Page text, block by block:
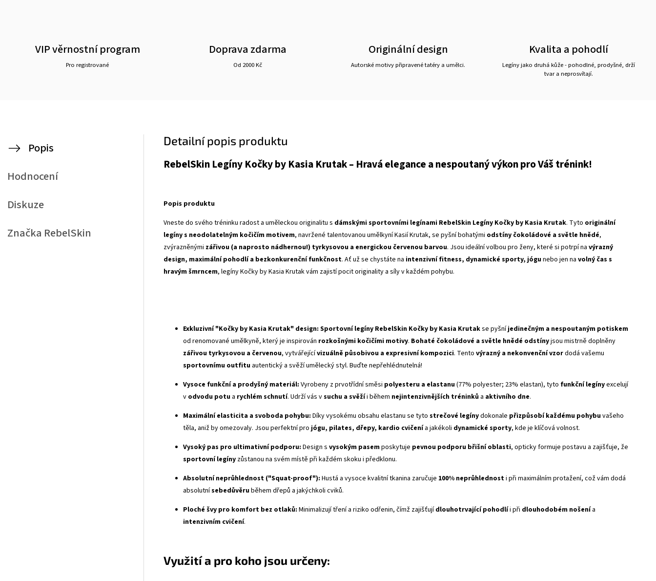
VIP věrnostní program
Pro registrované
Doprava zdarma
Od 2000 Kč
Originální design
Autorské motivy připravené tatéry a umělci.
Kvalita a pohodlí
Legíny jako druhá kůže - pohodlné, prodyšné, drží
tvar a neprosvítají.
Popis
Hodnocení
Diskuze
Značka RebelSkin
Detailní popis produktu
RebelSkin Legíny Kočky by Kasia Krutak – Hravá elegance a nespoutaný výkon pro Váš trénink!
Popis produktu
Vneste do svého tréninku radost a uměleckou originalitu s dámskými sportovními legínami RebelSkin Legíny Kočky by Kasia Krutak. Tyto originální
legíny s neodolatelným kočičím motivem, navržené talentovanou umělkyní Kasií Krutak, se pyšní bohatými odstíny čokoládové a světle hnědé,
zvýrazněnými zářivou (a naprosto nádhernou!) tyrkysovou a energickou červenou barvou. Jsou ideální volbou pro ženy, které si potrpí na výrazný
design, maximální pohodlí a bezkonkurenční funkčnost. Ať už se chystáte na intenzivní fitness, dynamické sporty, jógunebo jen na volný čas s
hravým šmrncem, legíny Kočky by Kasia Krutak vám zajistí pocit originality a síly v každém pohybu.
Exkluzivní "Kočky by Kasia Krutak" design: Sportovní legíny RebelSkin Kočky by Kasia Krutakse pyšníjedinečným a nespoutaným potiskem
od renomované umělkyně, který je inspirován rozkošnými kočičími motivy. Bohaté čokoládové a světle hnědé odstínyjsou mistrně doplněny
zářivou tyrkysovou a červenou, vytvářejícívizuálně působivou a expresivní kompozici. Tento výrazný a nekonvenční vzordodá vašemu
sportovnímu outfitu autentický a svěží umělecký styl. Buďte nepřehlédnutelná!
Vysoce funkční a prodyšný materiál: Vyrobeny z prvotřídní směsi polyesteru a elastanu(77% polyester; 23% elastan), tyto funkční legínyexcelují
v odvodu potu a rychlém schnutí. Udrží vás vsuchu a svěžíi během nejintenzivnějších tréninků a aktivního dne.
Maximální elasticita a svoboda pohybu: Díky vysokému obsahu elastanu se tyto strečové legínydokonale přizpůsobí každému pohybuvašeho
těla, aniž by omezovaly. Jsou perfektní pro jógu, pilates, dřepy, kardio cvičenía jakékoli dynamické sporty, kde je klíčová volnost.
Vysoký pas pro ultimativní podporu: Design s vysokým pasemposkytuje pevnou podporu břišní oblasti, opticky formuje postavu a zajišťuje, že
sportovní legíny zůstanou na svém místě při každém skoku i předklonu.
Absolutní neprůhlednost ("Squat-proof"): Hustá a vysoce kvalitní tkanina zaručuje 100% neprůhlednosti při maximálním protažení, což vám dodá
absolutnísebedůvěruběhem dřepů a jakýchkoli cviků.
Ploché švy pro komfort bez otlaků: Minimalizují tření a riziko odřenin, čímž zajišťujídlouhotrvající pohodlíi při dlouhodobém nošenía
intenzivním cvičení.
Využití a pro koho jsou určeny: